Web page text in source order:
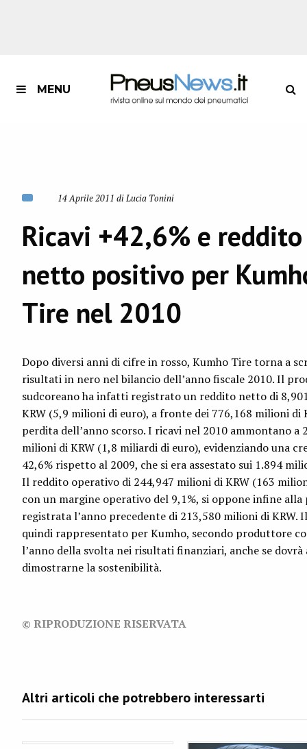
MENU
14 Aprile 2011 di Lucia Tonini
Ricavi +42,6% e reddito
netto positivo per
Tire nel 2010
Dopo diversi anni di cifre in rosso, Kumho Tire torna a
risultati in nero nel bilancio dell’anno fiscale 2010. Il
sudcoreano ha infatti registrato un reddito netto di
KRW (5,9 milioni di euro), a fronte dei 776,168 milioni di
perdita dell’anno scorso. I ricavi nel 2010 ammontano a
milioni di KRW (1,8 miliardi di euro), evidenziando una
42,6% rispetto al 2009, che si era assestato sui 1.894
Il reddito operativo di 244,947 milioni di KRW (163
con un margine operativo del 9,1%, si oppone infine alla
registrata l’anno precedente di 213,580 milioni di KRW.
quindi rappresentato per Kumho, secondo produttore
l’anno della svolta nei risultati finanziari, anche se dovrà
dimostrarne la sostenibilità.
© RIPRODUZIONE RISERVATA